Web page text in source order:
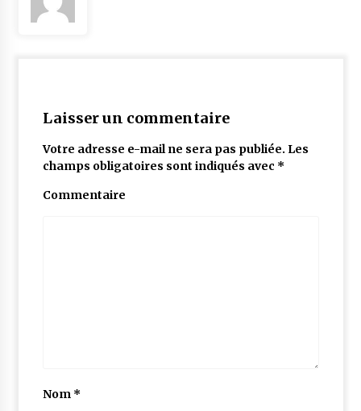
Laisser un commentaire
Votre adresse e-mail ne sera pas publiée. Les
champs obligatoires sont indiqués avec *
Commentaire
Nom *